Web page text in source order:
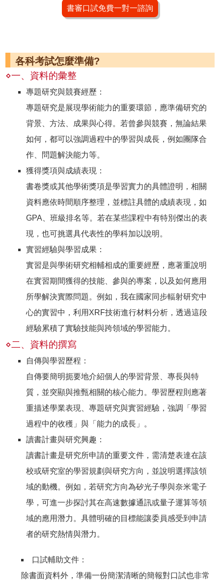
書審口試免費一對一諮詢
各科考試怎麼準備?
⋄一、資料的彙整
專題研究與競賽經歷：
專題研究是展現學術能力的重要環節，應準備研究的
背景、方法、成果與心得。若曾參與競賽，無論結果
如何，都可以強調過程中的學習與成長，例如團隊合
作、問題解決能力等。
獲得獎項與成績表現：
書卷獎或其他學術獎項是學習實力的具體證明，相關
資料應依時間順序整理，並標註具體的成績表現，如
GPA、班級排名等。若在某些課程中有特別傑出的表
現，也可挑選具代表性的學科加以說明。
實習經驗與學習成果：
實習是與學術研究相輔相成的重要經歷，應著重說明
在實習期間獲得的技能、參與的專案，以及如何應用
所學解決實際問題。例如，我在國家同步輻射研究中
心的實習中，利用XRF技術進行材料分析，透過這段
經驗累積了實驗技能與跨領域的學習能力。
⋄二、資料的撰寫
自傳與學習歷程：
自傳要簡明扼要地介紹個人的學習背景、專長與特
質，並突顯與推甄相關的核心能力。學習歷程則應著
重描述學業表現、專題研究與實習經驗，強調「學習
過程中的收穫」與「能力的成長」。
讀書計畫與研究興趣：
讀書計畫是研究所申請的重要文件，需清楚表達在該
校或研究室的學習規劃與研究方向，並說明選擇該領
域的動機。例如，若研究方向為矽光子學與奈米電子
學，可進一步探討其在高速數據通訊或量子運算等領
域的應用潛力。具體明確的目標能讓委員感受到申請
者的研究熱情與潛力。
口試輔助文件：
除書面資料外，準備一份簡潔清晰的簡報對口試也非常